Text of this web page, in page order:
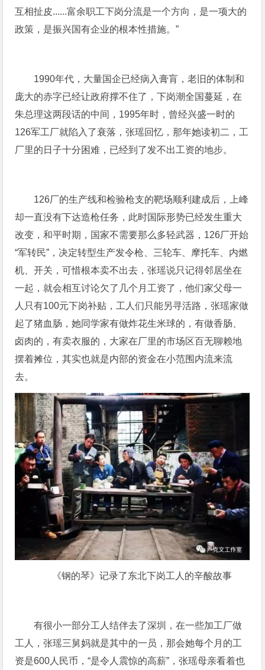
互相扯皮......富余职工下岗分流是一个方向，是一项大的
政策，是振兴国有企业的根本性措施。”
1990年代，大量国企已经病入膏肓，老旧的体制和
庞大的赤字已经让政府撑不住了，下岗潮全国蔓延，在
朱总理这两段话的中间，1995年时，曾经兴盛一时的
126军工厂就陷入了衰落，张瑶回忆，那年她读初二，工
厂里的日子十分困难，已经到了发不出工资的地步。
126厂的生产线和检验枪支的靶场顺利建成后，上峰
却一直没有下达造枪任务，此时国际形势已经发生重大
改变，和平时期，国家不需要那么多轻武器，126厂开始
“军转民”，决定转型生产发令枪、三轮车、摩托车、内燃
机、开关，可惜根本卖不出去，张瑶说只记得邻居坐在
一起，就会相互讨论欠了几个月工资了，他们家父母一
人只有100元下岗补贴，工人们只能另寻活路，张瑶家做
起了猪血肠，她同学家有做炸花生米球的，有做香肠、
卤肉的，有卖衣服的，大家在厂里的市场区百无聊赖地
摆着摊位，其实也就是内部的资金在小范围内流来流
去。
《钢的琴》记录了东北下岗工人的辛酸故事
有很小一部分工人结伴去了深圳，在一些加工厂做
工人，张瑶三舅妈就是其中的一员，那会她每个月的工
资是600人民币，“是令人震惊的高薪”，张瑶母亲看着也